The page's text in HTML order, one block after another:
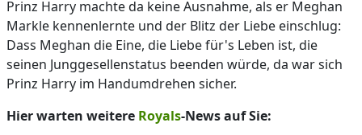
Prinz Harry machte da keine Ausnahme, als er Meghan
Markle kennenlernte und der Blitz der Liebe einschlug:
Dass Meghan die Eine, die Liebe für's Leben ist, die
seinen Junggesellenstatus beenden würde, da war sich
Prinz Harry im Handumdrehen sicher.
Hier warten weitere Royals-News auf Sie: